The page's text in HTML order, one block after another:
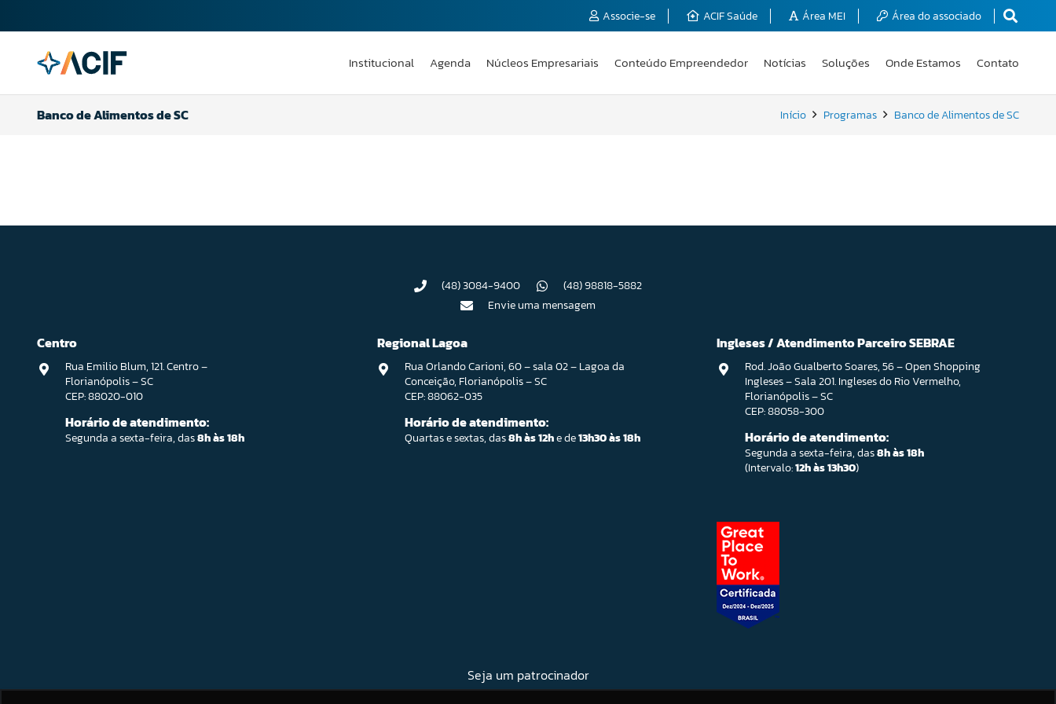
Associe-se ACIF Saúde Área MEI Área do associado
Institucional Agenda Núcleos Empresariais Conteúdo Empreendedor Notícias Soluções Onde Estamos Contato
Banco de Alimentos de SC Início Programas Banco de Alimentos de SC
(48) 3084-9400
(48) 98818-5882
Envie uma mensagem
Centro
Rua Emilio Blum, 121. Centro –
Florianópolis – SC
CEP: 88020-010
Horário de atendimento:
Segunda a sexta-feira, das8h às 18h
Regional Lagoa
Rua Orlando Carioni, 60 – sala 02 – Lagoa da
Conceição, Florianópolis – SC
CEP: 88062-035
Horário de atendimento:
Quartas e sextas, das8h às 12he de13h30 às 18h
Ingleses / Atendimento Parceiro SEBRAE
Rod. João Gualberto Soares, 56 – Open Shopping
Ingleses – Sala 201. Ingleses do Rio Vermelho,
Florianópolis – SC
CEP: 88058-300
Horário de atendimento:
Segunda a sexta-feira, das8h às 18h
(Intervalo:12h às 13h30)
Seja um patrocinador